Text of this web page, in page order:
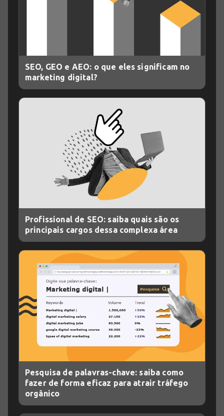
SEO, GEO e AEO: o que eles significam no
marketing digital?
Profissional de SEO: saiba quais são os
principais cargos dessa complexa área
Pesquisa de palavras-chave: saiba como
fazer de forma eficaz para atrair tráfego
orgânico